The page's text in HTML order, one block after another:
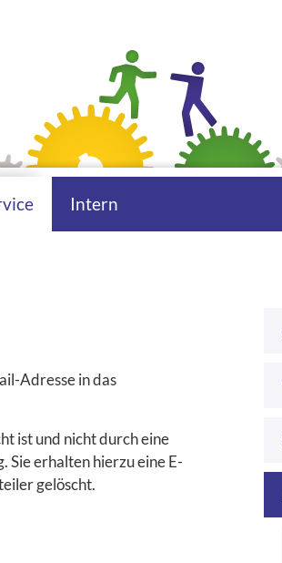
Intern
Adresse in das
ist und nicht durch eine
erhalten hierzu eine E-
gelöscht.